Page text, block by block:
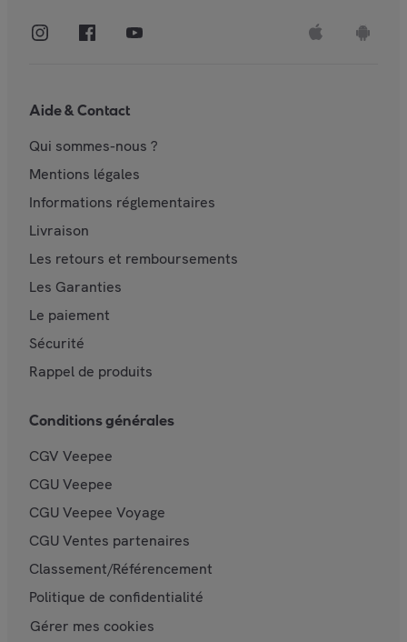
Aide & Contact
Qui sommes-nous ?
Mentions légales
Informations réglementaires
Livraison
Les retours et remboursements
Les Garanties
Le paiement
Sécurité
Rappel de produits
Conditions générales
CGV Veepee
CGU Veepee
CGU Veepee Voyage
CGU Ventes partenaires
Classement/Référencement
Politique de confidentialité
Gérer mes cookies